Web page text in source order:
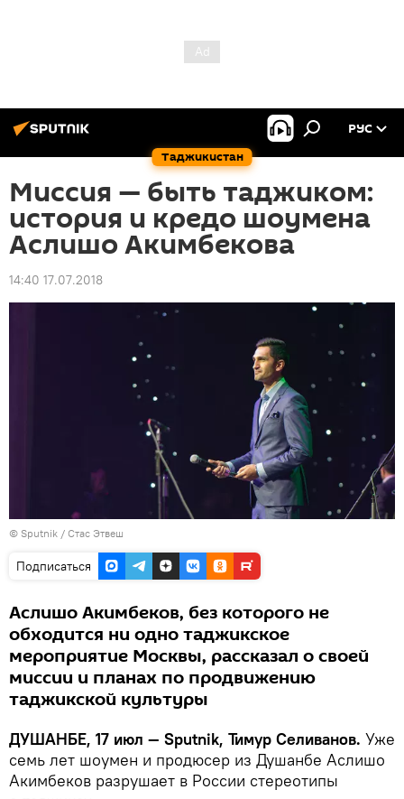
Таджикистан
РУС
Миссия — быть таджиком:
история и кредо шоумена
Аслишо Акимбекова
14:40 17.07.2018
© Sputnik / Стас Этвеш
Подписаться
Аслишо Акимбеков, без которого не
обходится ни одно таджикское
мероприятие Москвы, рассказал о своей
миссии и планах по продвижению
таджикской культуры
ДУШАНБЕ, 17 июл — Sputnik, Тимур Селиванов. Уже
семь лет шоумен и продюсер из Душанбе Аслишо
Акимбеков разрушает в России стереотипы